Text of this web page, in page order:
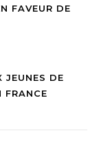
FAVEUR DE
DE
FRANCE